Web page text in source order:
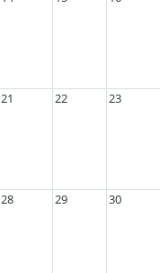
21 22 23
28 29 30